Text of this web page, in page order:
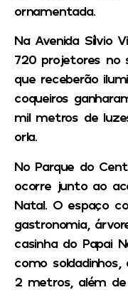
ornamentada.
Na Avenida Sílvio
720 projetores no
que receberão
coqueiros
mil metros de
orla.
No Parque do
ocorre junto ao
Natal. O espaço
gastronomia,
casinha do Papai
como
2 metros, além